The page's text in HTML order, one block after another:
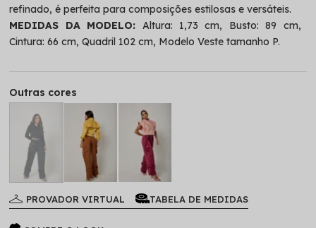
refinado, é perfeita para composições estilosas e versáteis.
MEDIDAS DA MODELO: Altura: 1,73 cm, Busto: 89 cm,
Cintura: 66 cm, Quadril 102 cm, Modelo Veste tamanho P.
Outras cores
PROVADOR VIRTUAL TABELA DE MEDIDAS